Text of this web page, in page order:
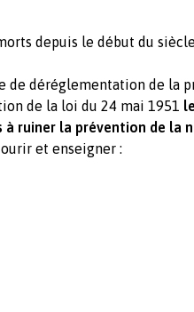
depuis le début du
de déréglementation de la
de la loi du 24 mai 1951
ruiner la prévention de la
et enseigner :